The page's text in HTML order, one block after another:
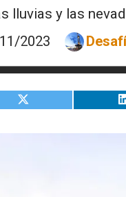
lluvias y las
2023